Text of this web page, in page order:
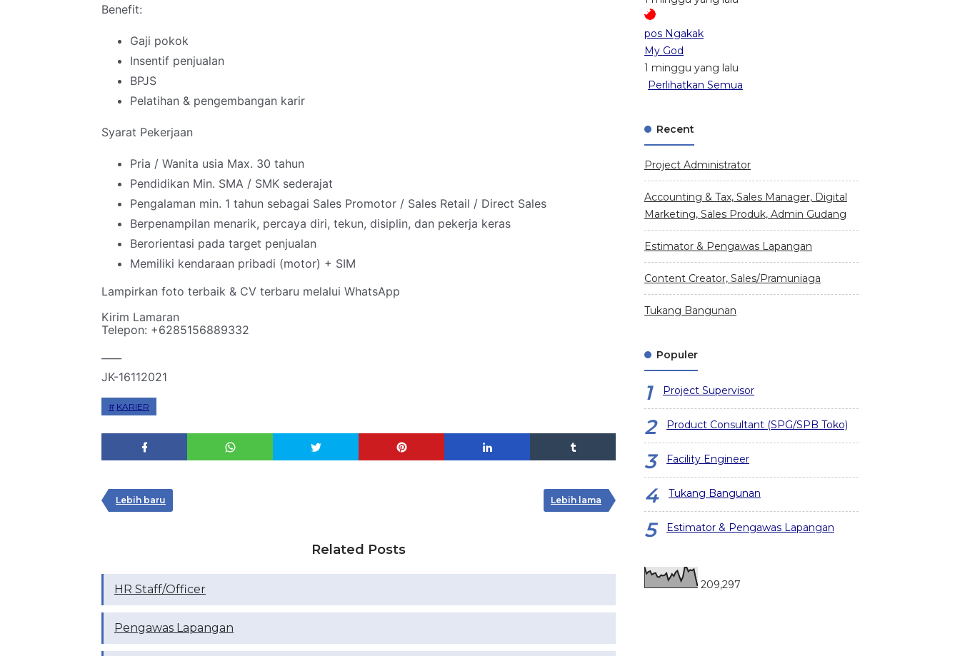
Benefit:
Gaji pokok
Insentif penjualan
BPJS
Pelatihan & pengembangan karir
Syarat Pekerjaan
Pria / Wanita usia Max. 30 tahun
Pendidikan Min. SMA / SMK sederajat
Pengalaman min. 1 tahun sebagai Sales Promotor / Sales Retail / Direct Sales
Berpenampilan menarik, percaya diri, tekun, disiplin, dan pekerja keras
Berorientasi pada target penjualan
Memiliki kendaraan pribadi (motor) + SIM
Lampirkan foto terbaik & CV terbaru melalui WhatsApp
Kirim Lamaran
Telepon: +6285156889332
JK-16112021
KARIER
Lebih baru Lebih lama
Related Posts
HR Staff/Officer
Pengawas Lapangan
pos Ngakak
My God
1 minggu yang lalu
Perlihatkan Semua
Recent
Project Administrator
Accounting & Tax, Sales Manager, Digital
Marketing, Sales Produk, Admin Gudang
Estimator & Pengawas Lapangan
Content Creator, Sales/Pramuniaga
Tukang Bangunan
Populer
Project Supervisor
Product Consultant (SPG/SPB Toko)
Facility Engineer
Tukang Bangunan
Estimator & Pengawas Lapangan
209,297